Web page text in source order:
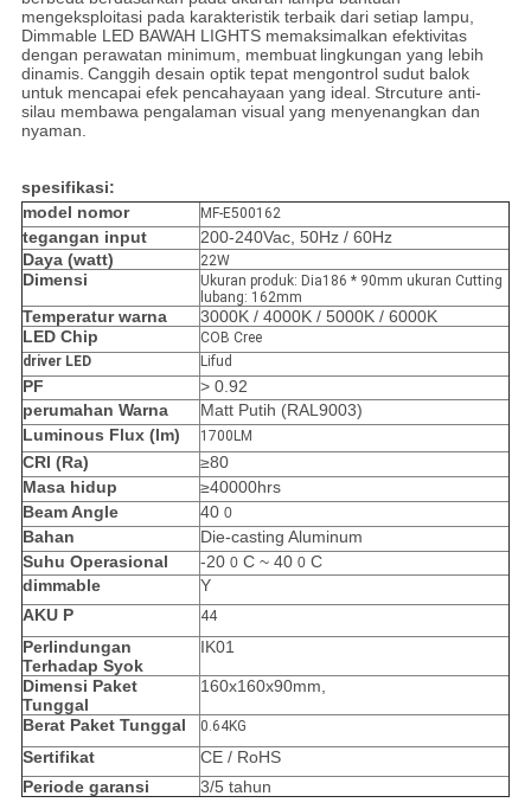
mengeksploitasi pada karakteristik terbaik dari setiap lampu,
Dimmable LED BAWAH LIGHTS memaksimalkan efektivitas
dengan perawatan minimum, membuat lingkungan yang lebih
dinamis. Canggih desain optik tepat mengontrol sudut balok
untuk mencapai efek pencahayaan yang ideal. Strcuture anti-
silau membawa pengalaman visual yang menyenangkan dan
nyaman.
spesifikasi:
model nomor
MF-E500162
tegangan input
200-240Vac, 50Hz / 60Hz
Daya (watt)
22W
Dimensi
Ukuran produk: Dia186 * 90mm ukuran Cutting
lubang: 162mm
Temperatur warna
3000K / 4000K / 5000K / 6000K
LED Chip
COB Cree
driver LED
Lifud
PF
> 0.92
perumahan Warna
Matt Putih (RAL9003)
Luminous Flux (lm)
1700LM
CRI (Ra)
≥80
Masa hidup
≥40000hrs
Beam Angle
40 0
Bahan
Die-casting Aluminum
Suhu Operasional
-20 0C ~ 40 0C
dimmable
Y
AKU P
44
Perlindungan
Terhadap Syok
IK01
Dimensi Paket
Tunggal
160x160x90mm,
Berat Paket Tunggal 0.64KG
Sertifikat
CE / RoHS
Periode garansi
3/5 tahun